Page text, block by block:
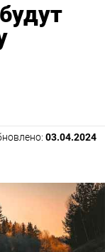
03.04.2024